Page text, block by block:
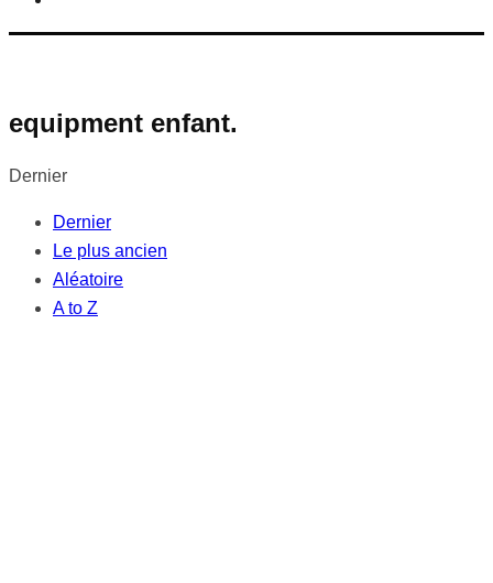
equipment enfant.
Dernier
Dernier
Le plus ancien
Aléatoire
A to Z